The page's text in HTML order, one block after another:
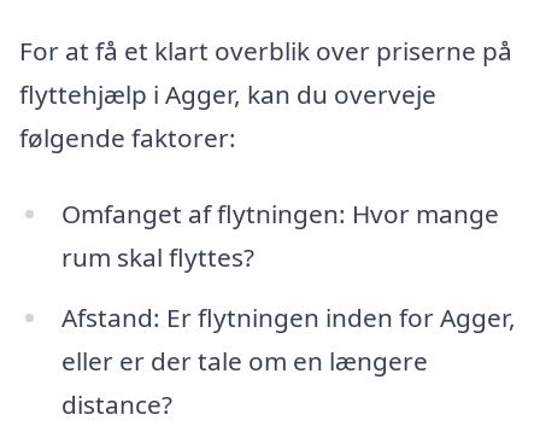
For at få et klart overblik over priserne på
flyttehjælp i Agger, kan du overveje
følgende faktorer:
Omfanget af flytningen: Hvor mange
rum skal flyttes?
Afstand: Er flytningen inden for Agger,
eller er der tale om en længere
distance?